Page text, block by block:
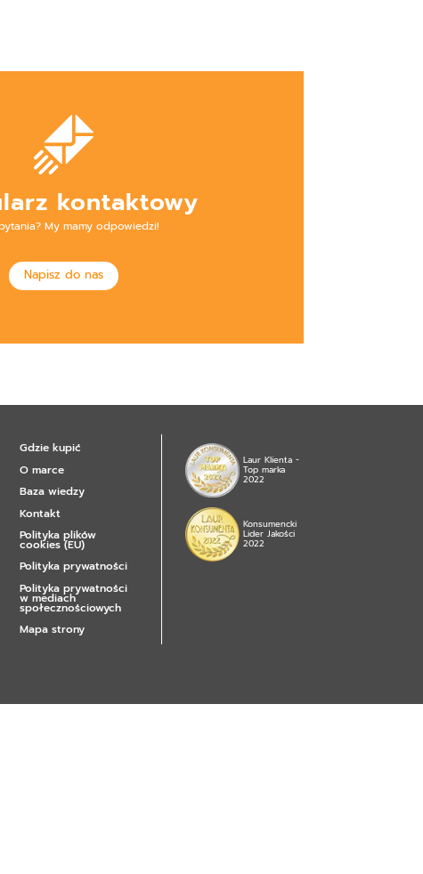
kontaktowy
My mamy odpowiedzi!
Napisz do nas
Gdzie kupić
O marce
Baza wiedzy
Kontakt
Polityka plików
cookies (EU)
Polityka prywatności
Polityka prywatności
w mediach
społecznościowych
Mapa strony
Laur Klienta -
Top marka
2022
Konsumencki
Lider Jakości
2022